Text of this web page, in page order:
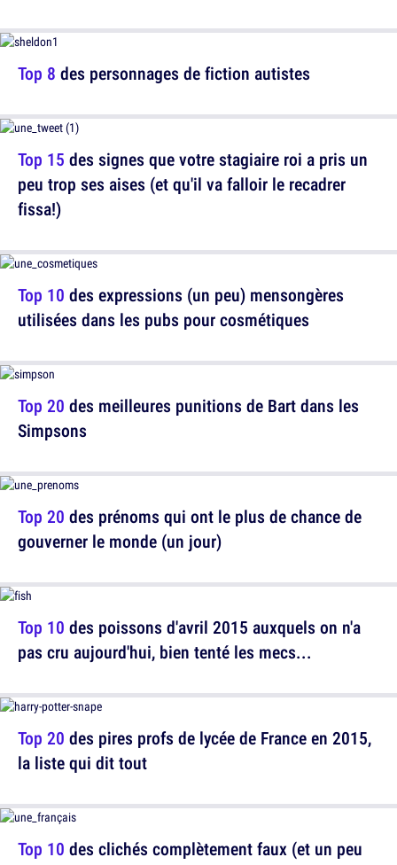
Top 8 des personnages de fiction autistes
Top 10 des expressions (un peu) mensongères
utilisées dans les pubs pour cosmétiques
Top 20 des prénoms qui ont le plus de chance de
gouverner le monde (un jour)
Top 20 des pires profs de lycée de France en 2015,
la liste qui dit tout
Top 15 des signes que votre stagiaire roi a pris un
peu trop ses aises (et qu'il va falloir le recadrer
fissa!)
Top 20 des meilleures punitions de Bart dans les
Simpsons
Top 10 des poissons d'avril 2015 auxquels on n'a
pas cru aujourd'hui, bien tenté les mecs...
Top 10 des clichés complètement faux (et un peu